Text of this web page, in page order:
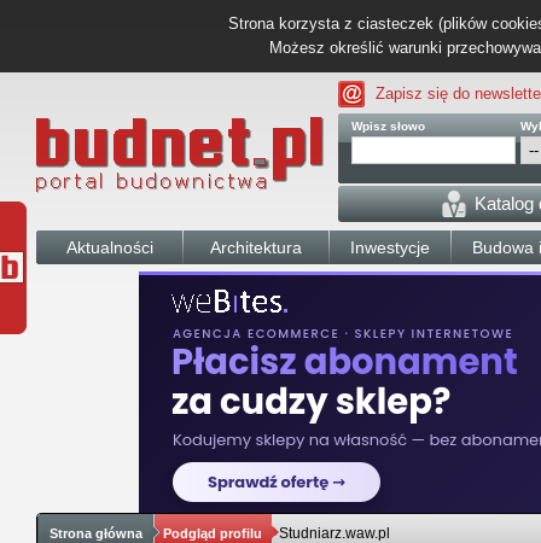
Strona korzysta z ciasteczek (plików
Możesz określić warunki
Zapisz się do
Wpisz słowo
Katalog
Aktualności Architektura Inwestycje Budowa
Strona główna Podgląd profilu Studniarz.waw.pl